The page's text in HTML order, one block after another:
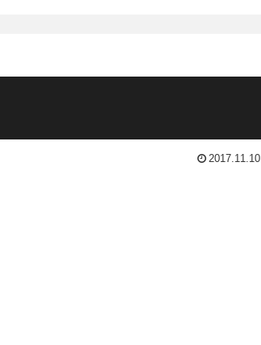
2017.11.10